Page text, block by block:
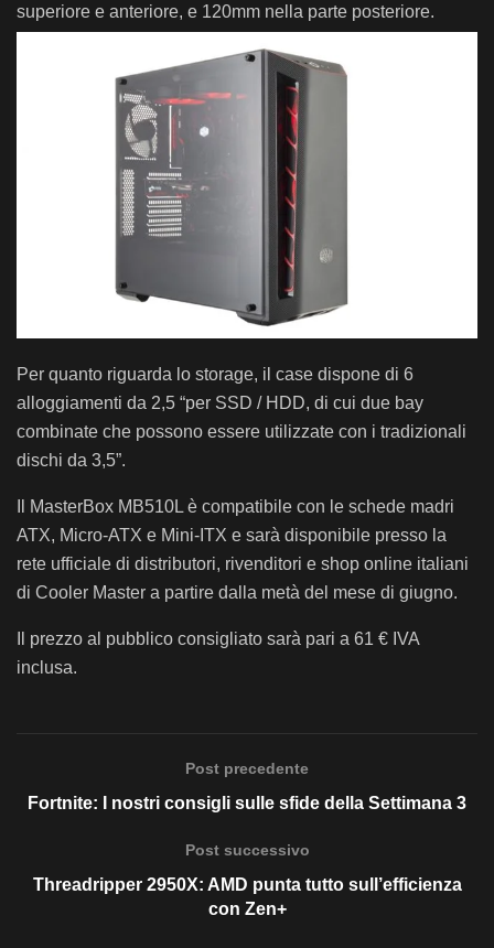
superiore e anteriore, e 120mm nella parte posteriore.
Per quanto riguarda lo storage, il case dispone di 6
alloggiamenti da 2,5 “per SSD / HDD, di cui due bay
combinate che possono essere utilizzate con i tradizionali
dischi da 3,5”.
Il MasterBox MB510L è compatibile con le schede madri
ATX, Micro-ATX e Mini-ITX e sarà disponibile presso la
rete ufficiale di distributori, rivenditori e shop online italiani
di Cooler Master a partire dalla metà del mese di giugno.
Il prezzo al pubblico consigliato sarà pari a 61 € IVA
inclusa.
Post precedente
Fortnite: I nostri consigli sulle sfide della Settimana 3
Post successivo
Threadripper 2950X: AMD punta tutto sull’efficienza
con Zen+